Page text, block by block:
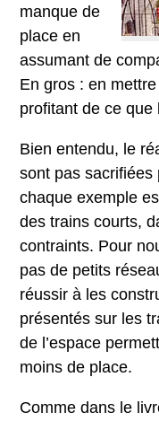
manque de
place en
assumant de
En gros : en
profitant de ce que
Bien entendu, le
sont pas sacrifiées
chaque exemple
des trains courts,
contraints. Pour
pas de petits
réussir à les
présentés sur les
de l’espace
moins de place.
Comme dans le